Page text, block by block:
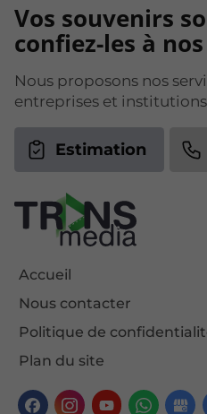
Accueil
Nous contacter
Politique de
Plan du site
Vos souvenirs
confiez-les à
Nous proposons nos
entreprises et
Estimation